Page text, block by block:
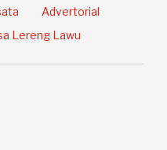
Advertorial
Lereng Lawu